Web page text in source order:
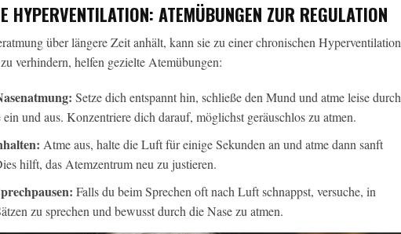
HYPERVENTILATION: ATEMÜBUNGEN ZUR REGULATION
über längere Zeit anhält, kann sie zu einer chronischen Hyperventilation
verhindern, helfen gezielte Atemübungen:
Setze dich entspannt hin, schließe den Mund und atme leise durch
ein und aus. Konzentriere dich darauf, möglichst geräuschlos zu atmen.
Atme aus, halte die Luft für einige Sekunden an und atme dann sanft
hilft, das Atemzentrum neu zu justieren.
Falls du beim Sprechen oft nach Luft schnappst, versuche, in
zu sprechen und bewusst durch die Nase zu atmen.